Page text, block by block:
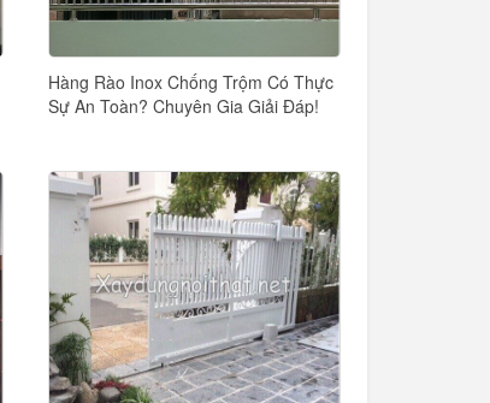
Hàng Rào Inox Chống Trộm Có Thực
Sự An Toàn? Chuyên Gia Giải Đáp!